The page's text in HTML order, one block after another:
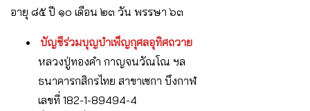
อายุ ๘๕ ปี ๑๐ เดือน ๒๓ วัน พรรษา ๖๓
บัญชีร่วมบุญบำเพ็ญกุศลอุทิศถวาย
หลวงปู่ทองคำ กาญ​จน​วัณ​โณ​ ฯล
ธนาคาร​กสิกรไทย​ สาขาเซกา บึงกาฬ
เลขที่​ 182-1-89494-4